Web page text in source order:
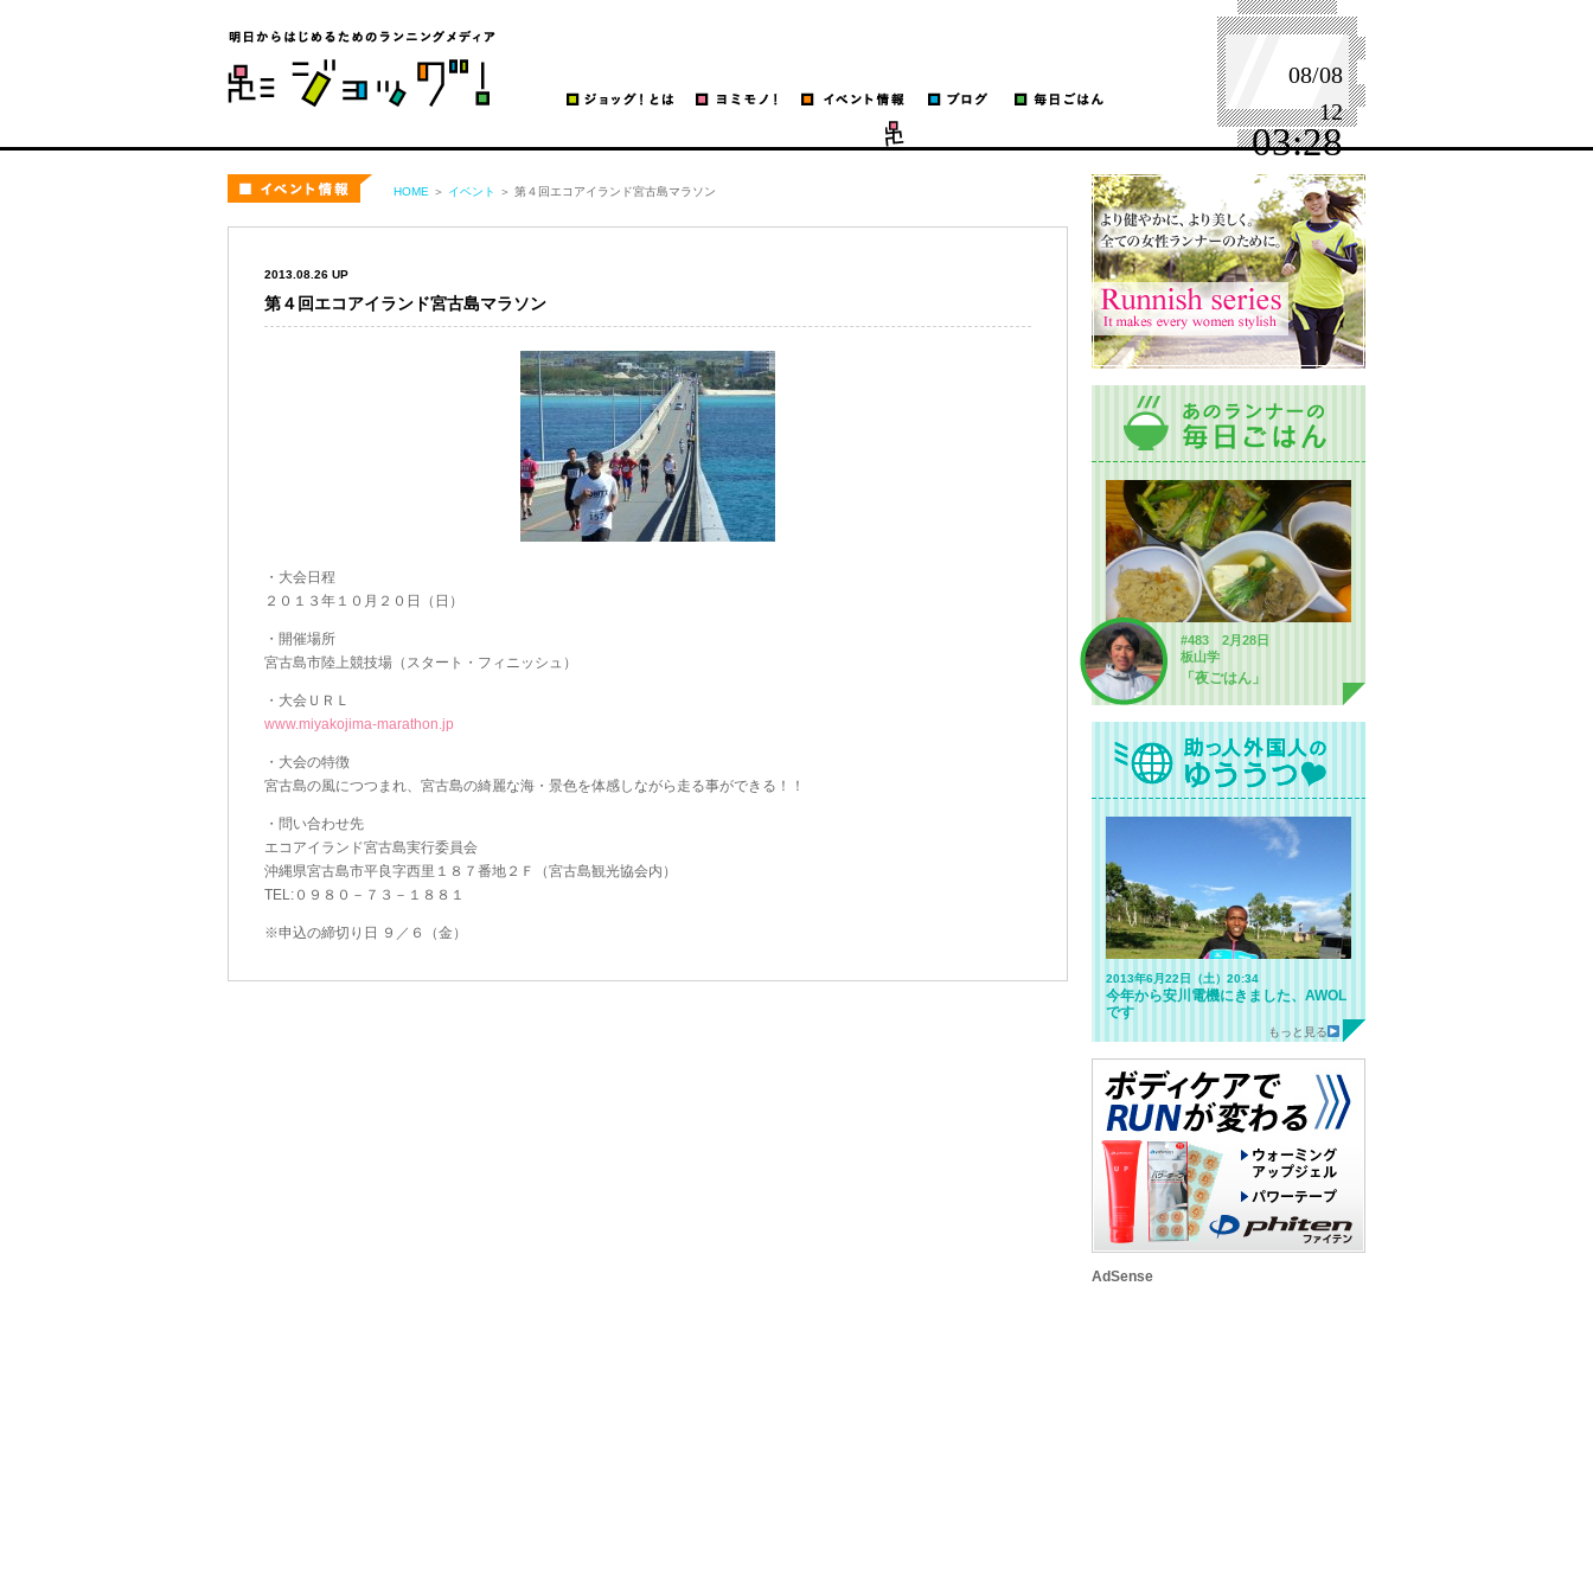
08/08
12
03:28
run
#483 2月28日
板山学
「夜ごはん」
2013年6月22日（土）20:34
今年から安川電機にきました、AWOL
です
もっと見る
AdSense
HOME ＞ イベント ＞ 第４回エコアイランド宮古島マラソン
2013.08.26 UP
第４回エコアイランド宮古島マラソン
・大会日程
２０１３年１０月２０日（日）
・開催場所
宮古島市陸上競技場（スタート・フィニッシュ）
・大会ＵＲＬ
www.miyakojima-marathon.jp
・大会の特徴
宮古島の風につつまれ、宮古島の綺麗な海・景色を体感しながら走る事ができる！！
・問い合わせ先
エコアイランド宮古島実行委員会
沖縄県宮古島市平良字西里１８７番地２Ｆ（宮古島観光協会内）
TEL:０９８０－７３－１８８１
※申込の締切り日 ９／６（金）